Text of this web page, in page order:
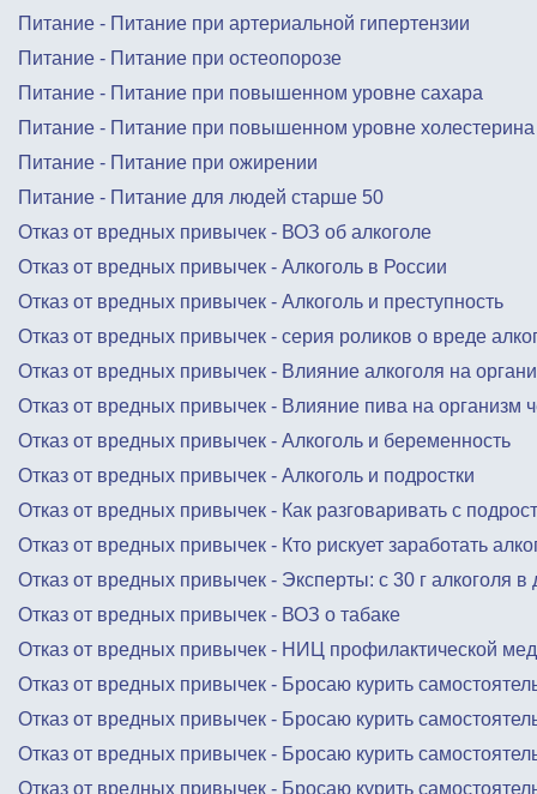
Питание - Питание при артериальной гипертензии
Питание - Питание при остеопорозе
Питание - Питание при повышенном уровне сахара
Питание - Питание при повышенном уровне холестерина
Питание - Питание при ожирении
Питание - Питание для людей старше 50
Отказ от вредных привычек - ВОЗ об алкоголе
Отказ от вредных привычек - Алкоголь в России
Отказ от вредных привычек - Алкоголь и преступность
Отказ от вредных привычек - серия роликов о вреде
Отказ от вредных привычек - Влияние алкоголя на
Отказ от вредных привычек - Влияние пива на организм
Отказ от вредных привычек - Алкоголь и беременность
Отказ от вредных привычек - Алкоголь и подростки
Отказ от вредных привычек - Как разговаривать с
Отказ от вредных привычек - Кто рискует заработать
Отказ от вредных привычек - Эксперты: с 30 г алкоголя в
Отказ от вредных привычек - ВОЗ о табаке
Отказ от вредных привычек - НИЦ профилактической
Отказ от вредных привычек - Бросаю курить
Отказ от вредных привычек - Бросаю курить
Отказ от вредных привычек - Бросаю курить
Отказ от вредных привычек - Бросаю курить